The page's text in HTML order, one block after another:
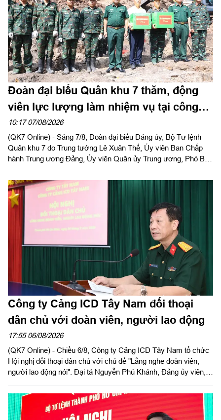
Đoàn đại biểu Quân khu 7 thăm, động
viên lực lượng làm nhiệm vụ tại công
viên Lê Thị Riêng
10:17 07/08/2026
(QK7 Online) - Sáng 7/8, Đoàn đại biểu Đảng ủy, Bộ Tư lệnh
Quân khu 7 do Trung tướng Lê Xuân Thế, Ủy viên Ban Chấp
hành Trung ương Đảng, Ủy viên Quân ủy Trung ương, Phó Bí
hoa, dâng hương tưởng niệm cố Tổng Bí thư Trần Phú, các anh
hùng liệt sĩ và thăm, động viên lực lượng đang làm nhiệm vụ tại
công viên Lê Thị Riêng, Thành phố Hồ Chí Minh.
Công ty Cảng ICD Tây Nam đối thoại
dân chủ với đoàn viên, người lao động
17:55 06/08/2026
(QK7 Online) - Chiều 6/8, Công ty Cảng ICD Tây Nam tổ chức
Hội nghị đối thoại dân chủ với chủ đề "Lắng nghe đoàn viên,
người lao động nói". Đại tá Nguyễn Phú Khánh, Đảng ủy viên,
Thượng tá Nguyễn Ngọc Khánh, Giám đốc Công ty Cảng ICD
Tây Nam chủ trì hội nghị. Dự hội nghị có Đại tá Phạm Thị Thu
Hương, Trưởng phòng Công tác quần chúng, Cục Chính trị